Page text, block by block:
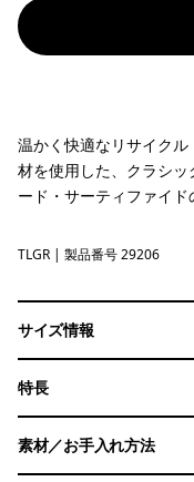
温かく快適なリサイク
材を使用した、クラシ
ード・サーティファイド
Treeline Green
TLGR | 製品番号 29206
サイズ情報
特長
素材／お手入れ方法